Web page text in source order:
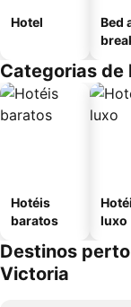
Hotel
Bed
Categorias de
Hotéis
baratos
luxo
Destinos
Victoria